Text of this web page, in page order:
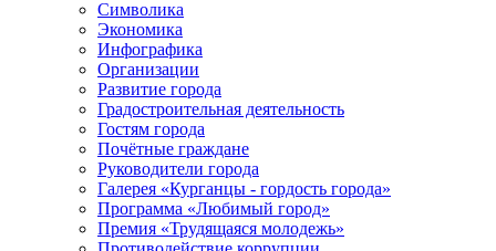
Символика
Экономика
Инфографика
Организации
Развитие города
Градостроительная деятельность
Гостям города
Почётные граждане
Руководители города
Галерея «Курганцы - гордость города»
Программа «Любимый город»
Премия «Трудящаяся молодежь»